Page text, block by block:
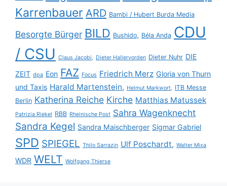
Karrenbauer ARD Bambi / Hubert Burda Media
Besorgte Bürger BILD Bushido, Béla Anda CDU
/ CSU Claus Jacobi, Dieter Hallervorden Dieter Nuhr DIE
ZEIT dpa Eon FAZ Focus Friedrich Merz Gloria von Thurn
und Taxis Harald Martenstein, Helmut Markwort, ITB Messe
Berlin Katherina Reiche Kirche Matthias Matussek
Patrizia Riekel RBB Rheinische Post Sahra Wagenknecht
Sandra Kegel Sandra Maischberger Sigmar Gabriel
SPD SPIEGEL Thilo Sarrazin Ulf Poschardt, Walter Mixa
WDR WELT Wolfgang Thierse